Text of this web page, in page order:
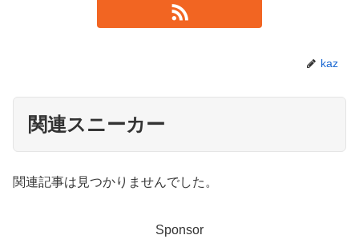
kaz
関連スニーカー
関連記事は見つかりませんでした。
Sponsor